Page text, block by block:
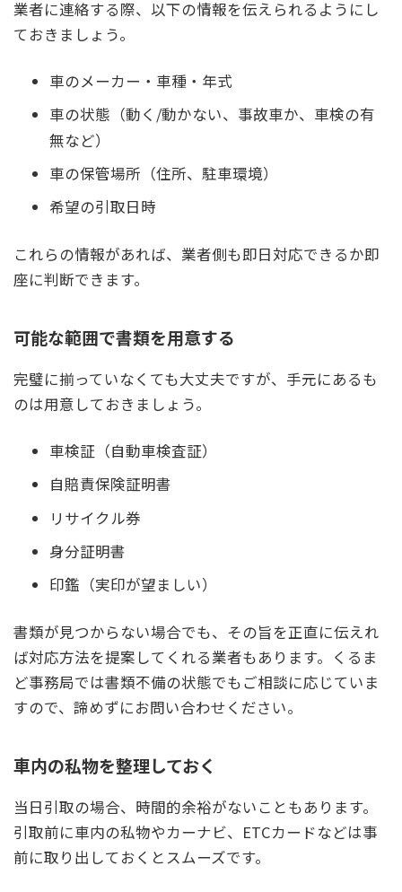
業者に連絡する際、以下の情報を伝えられるようにし
ておきましょう。
車のメーカー・車種・年式
車の状態（動く/動かない、事故車か、車検の有
無など）
車の保管場所（住所、駐車環境）
希望の引取日時
これらの情報があれば、業者側も即日対応できるか即
座に判断できます。
可能な範囲で書類を用意する
完璧に揃っていなくても大丈夫ですが、手元にあるも
のは用意しておきましょう。
車検証（自動車検査証）
自賠責保険証明書
リサイクル券
身分証明書
印鑑（実印が望ましい）
書類が見つからない場合でも、その旨を正直に伝えれ
ば対応方法を提案してくれる業者もあります。くるま
ど事務局では書類不備の状態でもご相談に応じていま
すので、諦めずにお問い合わせください。
車内の私物を整理しておく
当日引取の場合、時間的余裕がないこともあります。
引取前に車内の私物やカーナビ、ETCカードなどは事
前に取り出しておくとスムーズです。